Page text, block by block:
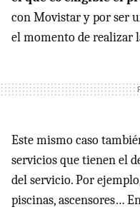
con Movistar y por ser
el momento de realizar
Este mismo caso
servicios que tienen el
del servicio. Por
piscinas, ascensores…